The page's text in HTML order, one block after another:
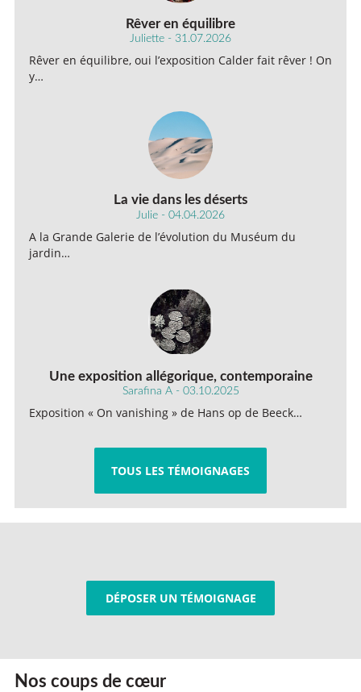
Rêver en équilibre
Juliette - 31.07.2026
Rêver en équilibre, oui l’exposition Calder fait rêver ! On
y…
La vie dans les déserts
Julie - 04.04.2026
A la Grande Galerie de l’évolution du Muséum du
jardin…
Une exposition allégorique, contemporaine
Sarafina A - 03.10.2025
Exposition « On vanishing » de Hans op de Beeck…
TOUS LES TÉMOIGNAGES
DÉPOSER UN TÉMOIGNAGE
Nos coups de cœur